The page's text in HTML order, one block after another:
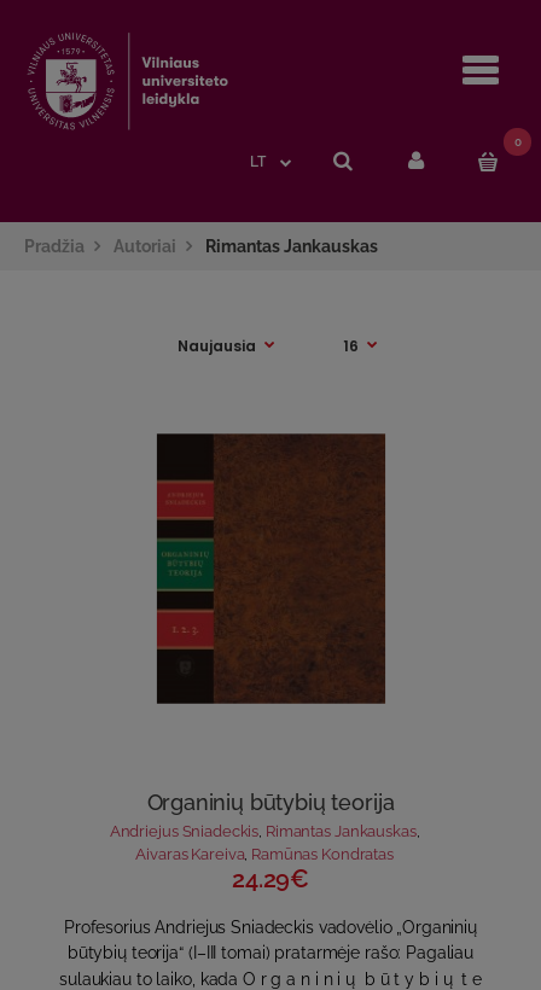
LT
0
Pradžia Autoriai Rimantas Jankauskas
Organinių būtybių teorija
Andriejus Sniadeckis Rimantas Jankauskas,
Aivaras Kareiva, Ramūnas Kondratas
24.29€
Profesorius Andriejus Sniadeckis vadovėlio „Organinių
būtybių teorija“ (I–III tomai) pratarmėje rašo: Pagaliau
sulaukiau to laiko, kada O r g a n i n i ų b ū t y b i ų t e